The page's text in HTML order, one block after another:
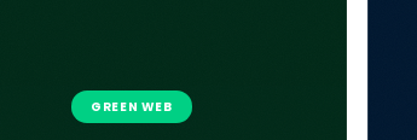
GREEN WEB